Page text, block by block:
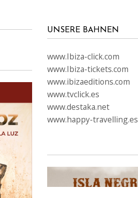
UNSERE BAHNEN
www.Ibiza-click.com
www.Ibiza-tickets.com
www.ibizaeditions.com
www.tvclick.es
www.destaka.net
www.happy-travelling.es